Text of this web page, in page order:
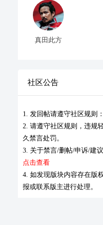
真田此方
社区公告
1. 发回帖请遵守社区规则：
2. 请遵守社区规则，违规
久禁言处罚。
3. 关于禁言/删帖/申诉/建
点击查看
4. 如发现版块内容存在版
报或联系版主进行处理。